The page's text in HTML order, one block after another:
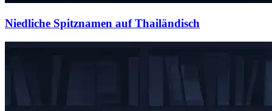
Niedliche Spitznamen auf Thailändisch